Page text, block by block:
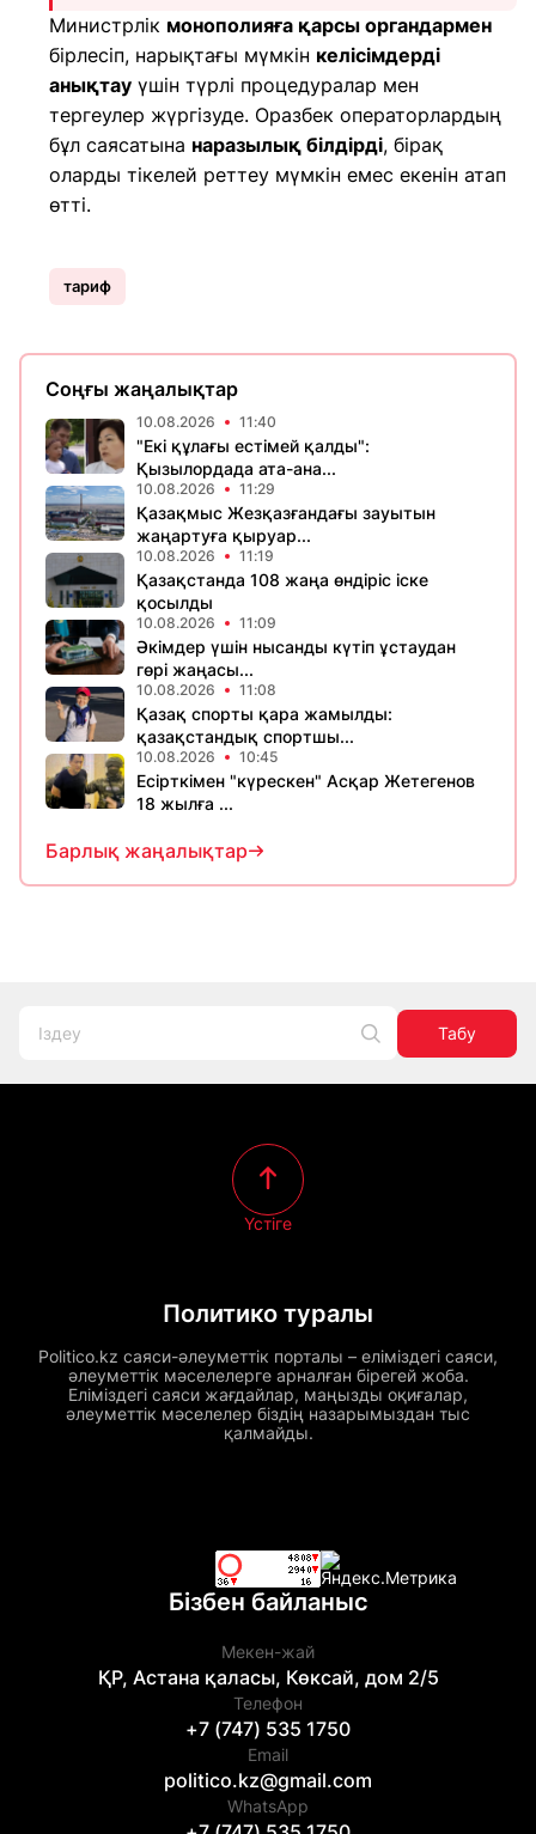
Министрлік монополияға қарсы органдармен
бірлесіп, нарықтағы мүмкін келісімдерді
анықтау үшін түрлі процедуралар мен
тергеулер жүргізуде. Оразбек операторлардың
бұл саясатына наразылық білдірді, бірақ
оларды тікелей реттеу мүмкін емес екенін атап
өтті.
тариф
Соңғы жаңалықтар
10.08.2026 11:40
"Екі құлағы естімей қалды":
Қызылордада ата-ана...
10.08.2026 11:29
Қазақмыс Жезқазғандағы зауытын
жаңартуға қыруар...
10.08.2026 11:19
Қазақстанда 108 жаңа өндіріс іске
қосылды
10.08.2026 11:09
Әкімдер үшін нысанды күтіп ұстаудан
гөрі жаңасы...
10.08.2026 11:08
Қазақ спорты қара жамылды:
қазақстандық спортшы...
10.08.2026 10:45
Есірткімен "күрескен" Асқар Жетегенов
18 жылға ...
Барлық жаңалықтар
Табу
Политико туралы
Politico.kz саяси-әлеуметтік порталы – еліміздегі саяси,
әлеуметтік мәселелерге арналған бірегей жоба.
Еліміздегі саяси жағдайлар, маңызды оқиғалар,
әлеуметтік мәселелер біздің назарымыздан тыс
қалмайды.
Үстіге
Бізбен байланыс
Мекен-жай
ҚР, Астана қаласы, Көксай, дом 2/5
Телефон
+7 (747) 535 1750
Email
politico.kz@gmail.com
WhatsApp